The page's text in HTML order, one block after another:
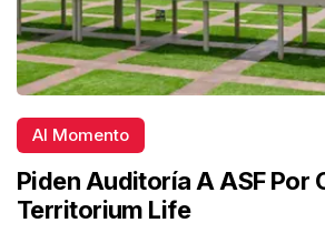
Al Momento
Piden Auditoría A ASF Por
Territorium Life